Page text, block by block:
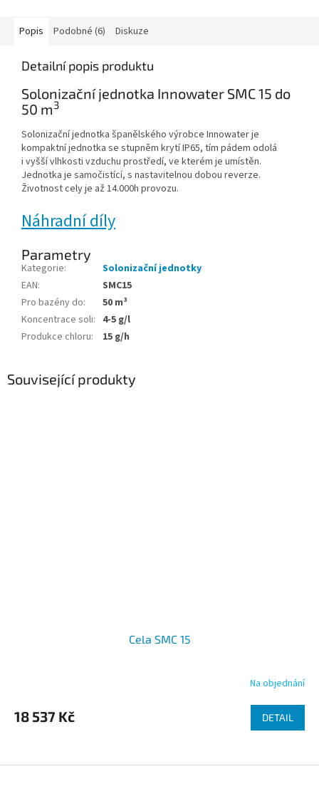
Popis Podobné (6) Diskuze
Detailní popis produktu
Solonizační jednotka Innowater SMC 15 do
50 m3
Solonizační jednotka španělského výrobce Innowater je
kompaktní jednotka se stupněm krytí IP65, tím pádem odolá
i vyšší vlhkosti vzduchu prostředí, ve kterém je umístěn.
Jednotka je samočistící, s nastavitelnou dobou reverze.
Životnost cely je až 14.000h provozu.
Náhradní díly
Parametry
Kategorie:
Solonizační jednotky
EAN:
SMC15
Pro bazény do:
50 m³
Koncentrace soli: 4-5 g/l
Produkce chloru: 15 g/h
Související produkty
Cela SMC 15
Na objednání
18 537 Kč DETAIL